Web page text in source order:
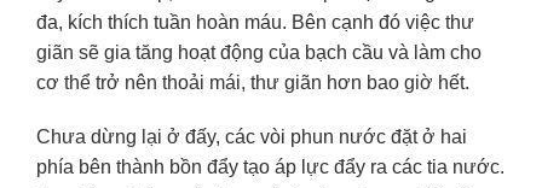
đa, kích thích tuần hoàn máu. Bên cạnh đó việc thư
giãn sẽ gia tăng hoạt động của bạch cầu và làm cho
cơ thể trở nên thoải mái, thư giãn hơn bao giờ hết.
Chưa dừng lại ở đấy, các vòi phun nước đặt ở hai
phía bên thành bồn đẩy tạo áp lực đẩy ra các tia nước.